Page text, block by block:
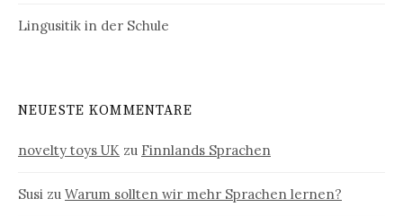
Lingusitik in der Schule
NEUESTE KOMMENTARE
novelty toys UK zu Finnlands Sprachen
Susi zu Warum sollten wir mehr Sprachen lernen?